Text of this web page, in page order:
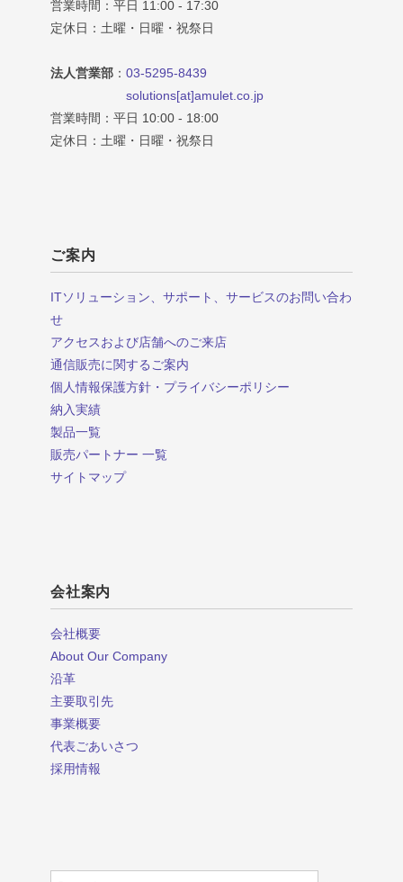
営業時間：平日 11:00 - 17:30
定休日：土曜・日曜・祝祭日
法人営業部 ： 03-5295-8439
solutions[at]amulet.co.jp
営業時間：平日 10:00 - 18:00
定休日：土曜・日曜・祝祭日
ご案内
ITソリューション、サポート、サービスのお問い合わ
せ
アクセスおよび店舗へのご来店
通信販売に関するご案内
個人情報保護方針・プライバシーポリシー
納入実績
製品一覧
販売パートナー 一覧
サイトマップ
会社案内
会社概要
About Our Company
沿革
主要取引先
事業概要
代表ごあいさつ
採用情報